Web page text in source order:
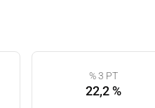
% 3 PT
22,2 %